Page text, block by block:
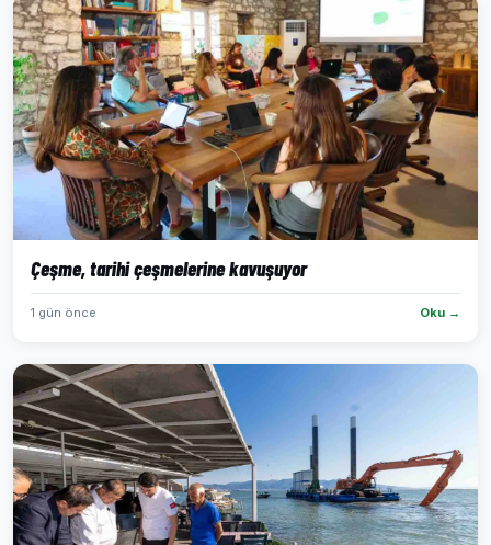
Çeşme, tarihi çeşmelerine kavuşuyor
1 gün önce Oku →